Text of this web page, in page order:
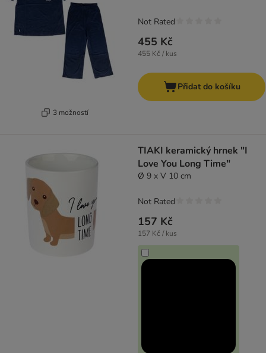
3 možností
455 Kč
455 Kč / kus
Not Rated
Přidat do košíku
TIAKI keramický hrnek "I
Love You Long Time"
Ø 9 x V 10 cm
157 Kč
157 Kč / kus
Not Rated